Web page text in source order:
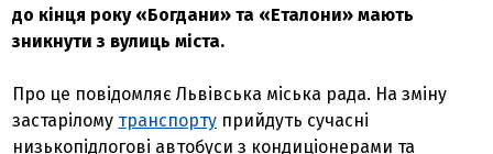
до кінця року «Богдани» та «Еталони» мають
зникнути з вулиць міста.
Про це повідомляє Львівська міська рада. На зміну
застарілому транспорту прийдуть сучасні
низькопідлогові автобуси з кондиціонерами та